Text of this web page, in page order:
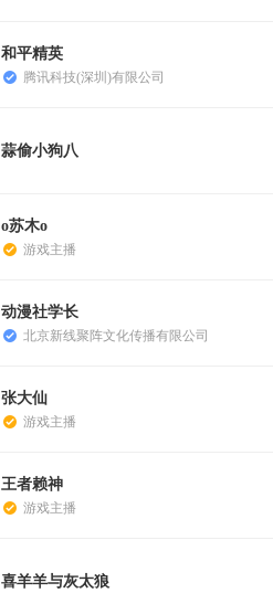
和平精英
腾讯科技(深圳)有限公司
蒜偷小狗八
o苏木o
游戏主播
动漫社学长
北京新线聚阵文化传播有限公司
张大仙
游戏主播
王者赖神
游戏主播
喜羊羊与灰太狼